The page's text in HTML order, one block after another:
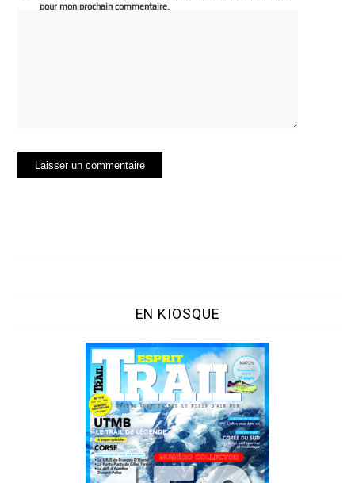
pour mon prochain commentaire.
EN KIOSQUE